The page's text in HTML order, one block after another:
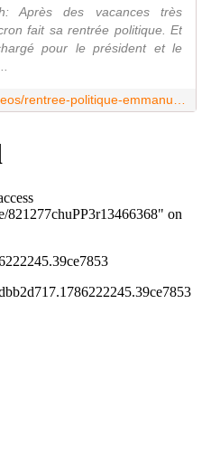
Après des vacances très
fait sa rentrée politique. Et
pour le président et le